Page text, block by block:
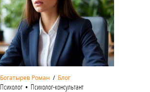
Богатырев Роман / Блог
Психолог • Психолог-консультант